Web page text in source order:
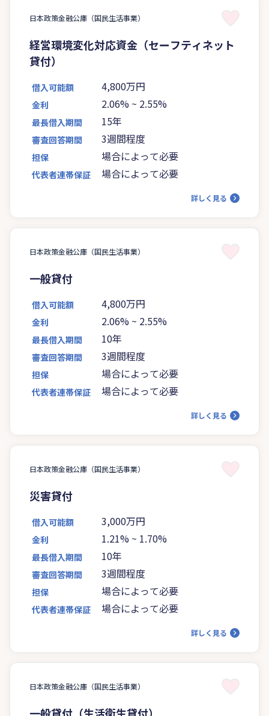
日本政策金融公庫（国民生活事業）
経営環境変化対応資金（セーフティネット
貸付）
借入可能額 4,800万円
金利 2.06% ~ 2.55%
最長借入期間 15年
審査回答期間 3週間程度
担保 場合によって必要
代表者連帯保証 場合によって必要
詳しく見る
日本政策金融公庫（国民生活事業）
一般貸付
借入可能額 4,800万円
金利 2.06% ~ 2.55%
最長借入期間 10年
審査回答期間 3週間程度
担保 場合によって必要
代表者連帯保証 場合によって必要
詳しく見る
日本政策金融公庫（国民生活事業）
災害貸付
借入可能額 3,000万円
金利 1.21% ~ 1.70%
最長借入期間 10年
審査回答期間 3週間程度
担保 場合によって必要
代表者連帯保証 場合によって必要
詳しく見る
日本政策金融公庫（国民生活事業）
一般貸付（生活衛生貸付）